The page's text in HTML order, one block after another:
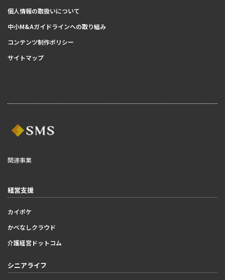
個人情報の取扱いについて
中小M&Aガイドラインへの取り組み
コンテンツ制作ポリシー
サイトマップ
関連事業
経営支援
カイポケ
かべなしクラウド
介護経営ドットコム
シニアライフ